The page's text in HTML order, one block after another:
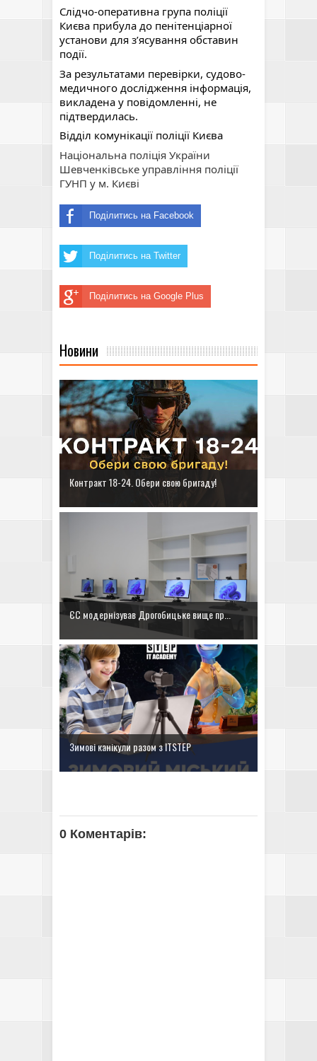
Слідчо-оперативна група поліції
Києва прибула до пенітенціарної
установи для зʼясування обставин
події.
За результатами перевірки, судово-
медичного дослідження інформація,
викладена у повідомленні, не
підтвердилась.
Відділ комунікації поліції Києва
Національна поліція України
Шевченківське управління поліції
ГУНП у м. Києві
Поділитись на Facebook
Поділитись на Twitter
Поділитись на Google Plus
Новини
Контракт 18-24. Обери свою бригаду!
ЄС модернізував Дрогобицьке вище пр...
Зимові канікули разом з ІТSTEP
0 Коментарів: